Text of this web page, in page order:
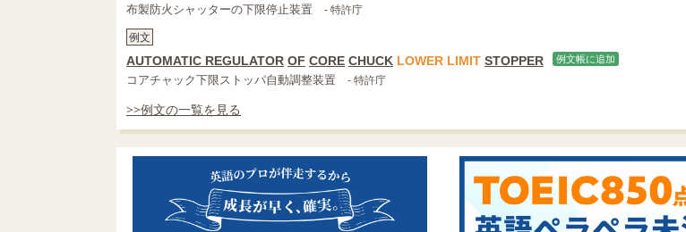
布製防火シャッターの下限停止装置
- 特許庁
例文
AUTOMATIC REGULATOR OF CORE CHUCK LOWER LIMIT STOPPER 例文帳に追加
コアチャック下限ストッパ自動調整装置 - 特許庁
>>例文の一覧を見る